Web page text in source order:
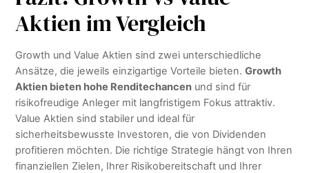
Aktien im Vergleich
Growth und Value Aktien sind zwei unterschiedliche
Ansätze, die jeweils einzigartige Vorteile bieten.Growth
Aktien bieten hohe Renditechancen und sind für
risikofreudige Anleger mit langfristigem Fokus attraktiv.
Value Aktien sind stabiler und ideal für
sicherheitsbewusste Investoren, die von Dividenden
profitieren möchten. Die richtige Strategie hängt von Ihren
finanziellen Zielen, Ihrer Risikobereitschaft und Ihrer